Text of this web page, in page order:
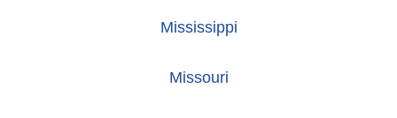
Mississippi
Missouri